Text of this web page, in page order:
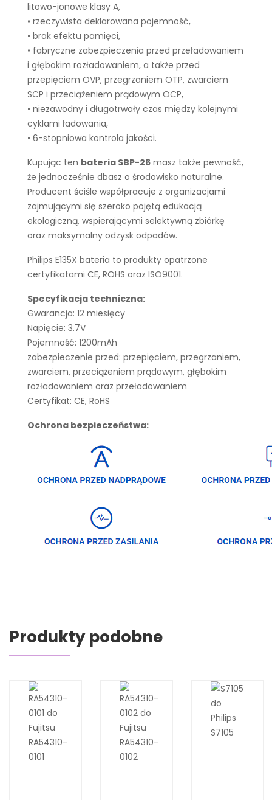
litowo-jonowe klasy A,
• rzeczywista deklarowana pojemność,
• brak efektu pamięci,
• fabryczne zabezpieczenia przed przeładowaniem
i głębokim rozładowaniem, a także przed
przepięciem OVP, przegrzaniem OTP, zwarciem
SCP i przeciążeniem prądowym OCP,
• niezawodny i długotrwały czas między kolejnymi
cyklami ładowania,
• 6-stopniowa kontrola jakości.
Kupując ten bateria SBP-26 masz także pewność,
że jednocześnie dbasz o środowisko naturalne.
Producent ściśle współpracuje z organizacjami
zajmującymi się szeroko pojętą edukacją
ekologiczną, wspierającymi selektywną zbiórkę
oraz maksymalny odzysk odpadów.
Philips E135X bateria to produkty opatrzone
certyfikatami CE, ROHS oraz ISO9001.
Specyfikacja techniczna:
Gwarancja: 12 miesięcy
Napięcie: 3.7V
Pojemność: 1200mAh
zabezpieczenie przed: przepięciem, przegrzaniem,
zwarciem, przeciążeniem prądowym, głębokim
rozładowaniem oraz przeładowaniem
Certyfikat: CE, RoHS
Ochrona bezpieczeństwa:
Produkty podobne